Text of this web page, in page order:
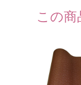
この